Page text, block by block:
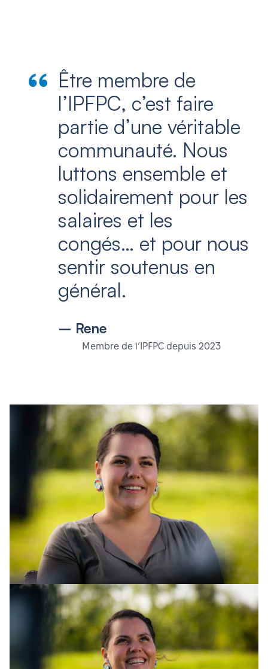
Être membre de
l’IPFPC, c’est faire
partie d’une véritable
communauté. Nous
luttons ensemble et
solidairement pour les
salaires et les
congés… et pour nous
sentir soutenus en
général.
– Rene
Membre de l’IPFPC depuis 2023